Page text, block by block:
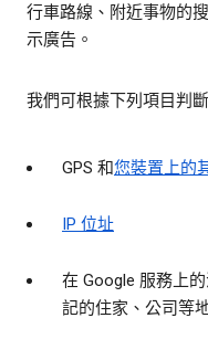
行車路線、附近事物的
示廣告。
我們可根據下列項目判
GPS 和您裝置上的
IP 位址
在 Google 服務上
記的住家、公司等